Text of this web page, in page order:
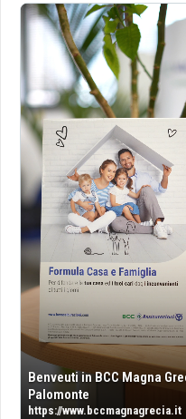
Benveuti in BCC Magna
Palomonte
https://www.bccmagnagrecia.it